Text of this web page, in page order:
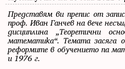
Представям ви препис от
проф. Иван Ганчев на вече
дисциплина „Теоретични
математика“. Темата засяга
реформите в обучението па
и 1976 г.